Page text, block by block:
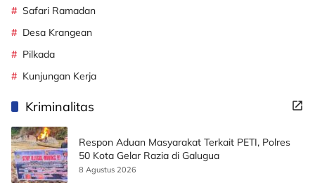
Safari Ramadan
Desa Krangean
Pilkada
Kunjungan Kerja
Kriminalitas
Respon Aduan Masyarakat Terkait PETI, Polres
50 Kota Gelar Razia di Galugua
8 Agustus 2026